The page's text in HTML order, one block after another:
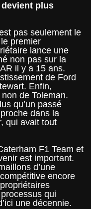
devient plus
pas seulement le
premier
lance une
non pas sur la
il y a 15 ans.
de Ford
Enfin,
de Toleman.
qu’un passé
dans la
qui avait tout
F1 Team et
est important.
d’une
encore
qui
une décennie.